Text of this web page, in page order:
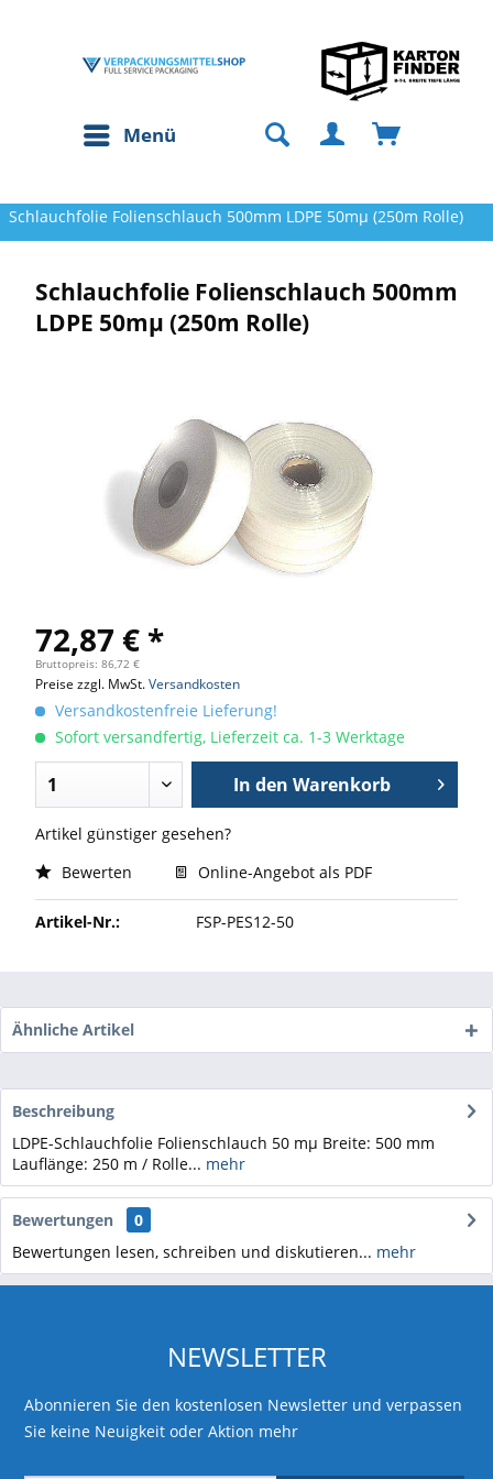
Menü
Schlauchfolie Folienschlauch 500mm LDPE 50mµ (250m Rolle)
Schlauchfolie Folienschlauch 500mm
LDPE 50mµ (250m Rolle)
72,87 € *
Bruttopreis: 86,72 €
Preise zzgl. MwSt.Versandkosten
Versandkostenfreie Lieferung!
Sofort versandfertig, Lieferzeit ca. 1-3 Werktage
In den Warenkorb
Artikel günstiger gesehen?
Bewerten
Online-Angebot als PDF
Artikel-Nr.: FSP-PES12-50
Ähnliche Artikel
Beschreibung
LDPE-Schlauchfolie Folienschlauch 50 mµ Breite: 500 mm
Lauflänge: 250 m / Rolle... mehr
Bewertungen
0
Bewertungen lesen, schreiben und diskutieren... mehr
NEWSLETTER
Abonnieren Sie den kostenlosen Newsletter und verpassen
Sie keine Neuigkeit oder Aktion mehr